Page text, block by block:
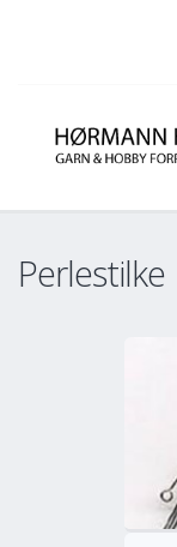
Perlestilke